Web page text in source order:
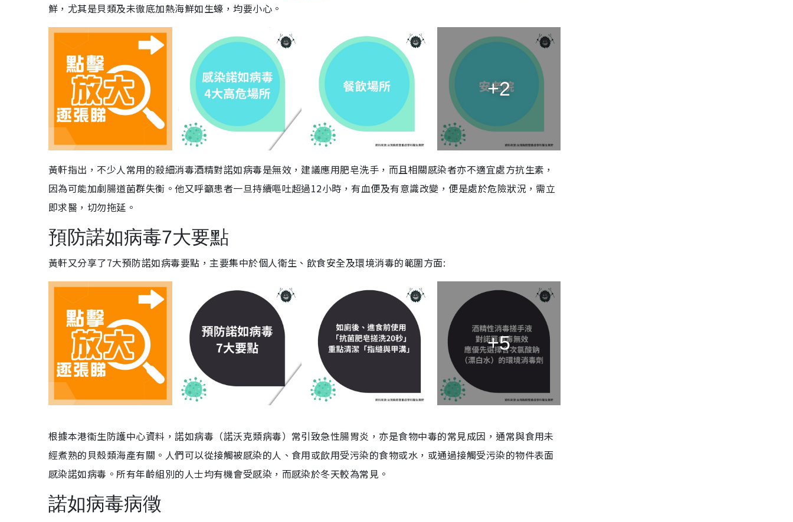
鮮，尤其是貝類及未徹底加熱海鮮如生蠔，均要小心。
+2
黃軒指出，不少人常用的殺細消毒酒精對諾如病毒是無效，建議應用肥皂洗手，而且相關感染者亦不適宜處方抗生素，
因為可能加劇腸道菌群失衡。他又呼籲患者一旦持續嘔吐超過12小時，有血便及有意識改變，便是處於危險狀況，需立
即求醫，切勿拖延。
預防諾如病毒7大要點
黃軒又分享了7大預防諾如病毒要點，主要集中於個人衛生、飲食安全及環境消毒的範圍方面:
+5
根據本港衞生防護中心資料，諾如病毒（諾沃克類病毒）常引致急性腸胃炎，亦是食物中毒的常見成因，通常與食用未
經煮熟的貝殼類海產有關。人們可以從接觸被感染的人、食用或飲用受污染的食物或水，或通過接觸受污染的物件表面
感染諾如病毒。所有年齡組別的人士均有機會受感染，而感染於冬天較為常見。
諾如病毒病徵